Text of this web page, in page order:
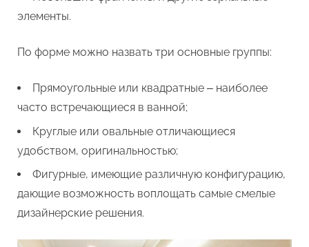
элементы.
По форме можно назвать три основные группы:
Прямоугольные или квадратные ‒ наиболее
часто встречающиеся в ванной;
Круглые или овальные отличающиеся
удобством, оригинальностью;
Фигурные, имеющие различную конфигурацию,
дающие возможность воплощать самые смелые
дизайнерские решения.